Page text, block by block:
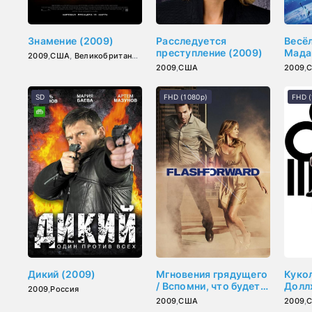
Знамение (2009)
2009,США, Великобритания Австралия
Расследуется
преступление (2009)
2009,США 2009,
Дикий (2009)
2009,Россия
SD
Мгновения грядущего
/ Вспомни, что будет
(2009)
2009,США
FHD (1080p)
2009,
FHD